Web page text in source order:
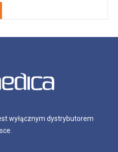
wyłącznym dystrybutorem